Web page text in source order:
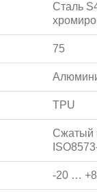
Сталь
75
TPU
Сжатый
-20 …